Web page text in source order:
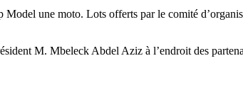
une moto. Lots offerts par le comité
M. Mbeleck Abdel Aziz à l’endroit des